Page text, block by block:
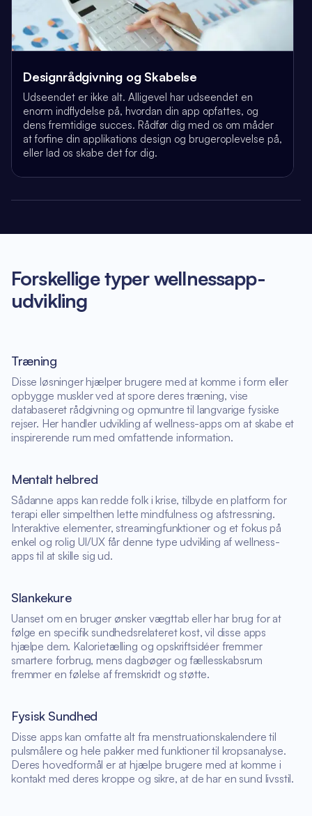
Designrådgivning og Skabelse
Udseendet er ikke alt. Alligevel har udseendet en
enorm indflydelse på, hvordan din app opfattes, og
dens fremtidige succes. Rådfør dig med os om måder
at forfine din applikations design og brugeroplevelse på,
eller lad os skabe det for dig.
Forskellige typer wellnessapp-
udvikling
Træning
Disse løsninger hjælper brugere med at komme i form eller
opbygge muskler ved at spore deres træning, vise
databaseret rådgivning og opmuntre til langvarige fysiske
rejser. Her handler udvikling af wellness-apps om at skabe et
inspirerende rum med omfattende information.
Mentalt helbred
Sådanne apps kan redde folk i krise, tilbyde en platform for
terapi eller simpelthen lette mindfulness og afstressning.
Interaktive elementer, streamingfunktioner og et fokus på
enkel og rolig UI/UX får denne type udvikling af wellness-
apps til at skille sig ud.
Slankekure
Uanset om en bruger ønsker vægttab eller har brug for at
følge en specifik sundhedsrelateret kost, vil disse apps
hjælpe dem. Kalorietælling og opskriftsidéer fremmer
smartere forbrug, mens dagbøger og fællesskabsrum
fremmer en følelse af fremskridt og støtte.
Fysisk Sundhed
Disse apps kan omfatte alt fra menstruationskalendere til
pulsmålere og hele pakker med funktioner til kropsanalyse.
Deres hovedformål er at hjælpe brugere med at komme i
kontakt med deres kroppe og sikre, at de har en sund livsstil.